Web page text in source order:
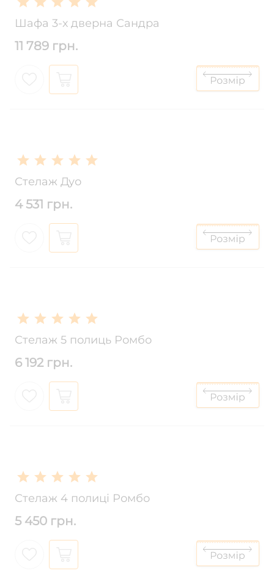
Шафа 3-х дверна Сандра
11 789 грн.
Стелаж Дуо
4 531 грн.
Стелаж 5 полиць Ромбо
6 192 грн.
Стелаж 4 полиці Ромбо
5 450 грн.